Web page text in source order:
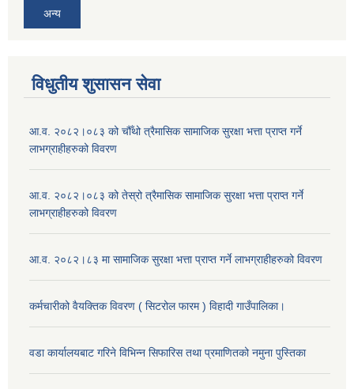
अन्य
विधुतीय शुसासन सेवा
आ.व. २०८२।०८३ को चौँथो त्रैमासिक सामाजिक सुरक्षा भत्ता प्राप्त गर्ने
लाभग्राहीहरुको विवरण
आ.व. २०८२।०८३ को तेस्रो त्रैमासिक सामाजिक सुरक्षा भत्ता प्राप्त गर्ने
लाभग्राहीहरुको विवरण
आ.व. २०८२।८३ मा सामाजिक सुरक्षा भत्ता प्राप्त गर्ने लाभग्राहीहरुको विवरण
कर्मचारीको वैयक्तिक विवरण ( सिटरोल फारम ) विहादी गाउँपालिका।
वडा कार्यालयबाट गरिने विभिन्न सिफारिस तथा प्रमाणितको नमुना पुस्तिका